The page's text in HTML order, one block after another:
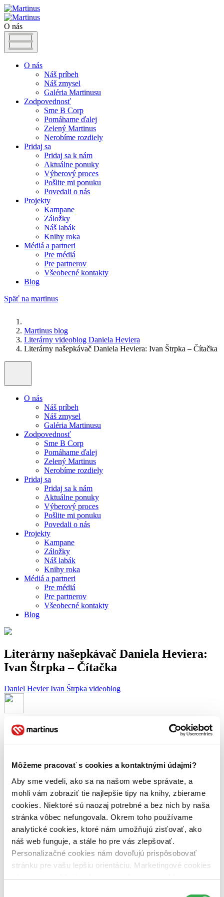
Môžeme pracovať s cookies a kontaktnými údajmi?
Aby sme vedeli, ako sa na našom webe správate, a
mohli vám zobraziť tie najlepšie tipy na knihy, zbierame
cookies. Niektoré sú naozaj potrebné a bez nich by naša
stránka vôbec nefungovala. Okrem toho používame
analytické cookies, ktoré nám umožňujú zisťovať, ako
náš web funguje, a stále ho pre vás zlepšovať.
Personalizačné cookies nám dovoľujú prispôsobovať
stránku pre vašu lepšiu orientáciu. Marketingové cookies
nám zas umožňujú zobrazenie relevantnej reklamy.
O nás
O nás
Náš príbeh
Náš zmysel
Galéria Martinusu
Zodpovednosť
Sme B Corp
Pomáhame ďalej
Zelený Martinus
Nerobíme rozdiely
Pridaj sa
Pridaj sa k nám
Aktuálne ponuky
Výberový proces
Pošlite mi ponuku
Povedali o nás
Projekty
Kampane
Záložky
Náš labák
Knihy roka
Médiá a partneri
Pre médiá
Pre partnerov
Všeobecné kontakty
Blog
Späť na martinus
Martinus blog
Literárny videoblog Daniela Heviera
Literárny našepkávač Daniela Heviera: Ivan Štrpka – Čítačka
O nás
Náš príbeh
Náš zmysel
Galéria Martinusu
Zodpovednosť
Sme B Corp
Pomáhame ďalej
Zelený Martinus
Nerobíme rozdiely
Pridaj sa
Pridaj sa k nám
Aktuálne ponuky
Výberový proces
Pošlite mi ponuku
Povedali o nás
Projekty
Kampane
Záložky
Náš labák
Knihy roka
Médiá a partneri
Pre médiá
Pre partnerov
Všeobecné kontakty
Blog
Literárny našepkávač Daniela Heviera:
Ivan Štrpka – Čítačka
Daniel HevierIvan Štrpka videoblog
Článok vyšiel:6. apríla 2010